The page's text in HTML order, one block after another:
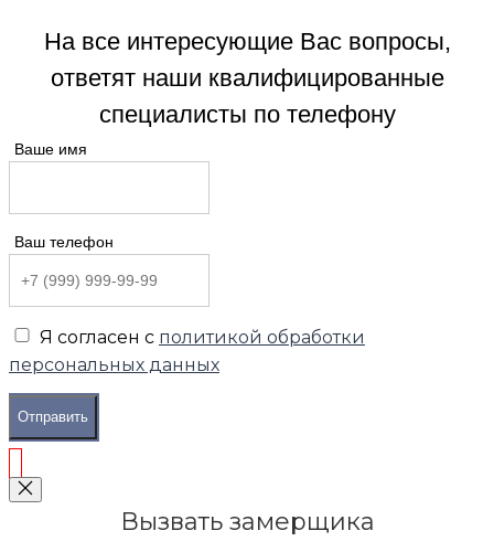
На все интересующие Вас вопросы,
ответят наши квалифицированные
специалисты по телефону
Ваше имя
Ваш телефон
Я согласен с политикой обработки
персональных данных
Отправить
Вызвать замерщика